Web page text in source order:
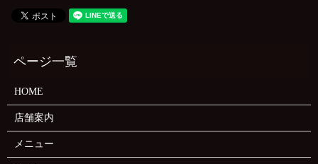
HOME
店舗案内
メニュー